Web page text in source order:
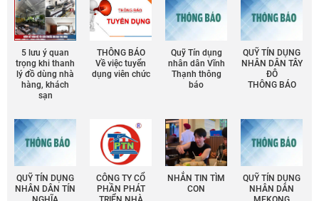
5 lưu ý quan
trọng khi thanh
lý đồ dùng nhà
hàng, khách
sạn
THÔNG BÁO
Về việc tuyển
dụng viên chức
Quỹ Tín dụng
nhân dân Vĩnh
Thạnh thông
báo
QUỸ TÍN DỤNG
NHÂN DÂN TÂY
ĐÔ
THÔNG BÁO
QUỸ TÍN DỤNG
NHÂN DÂN TÍN
CÔNG TY CỔ
PHẦN PHÁT
NHẮN TIN TÌM
CON
QUỸ TÍN DỤNG
NHÂN DÂN